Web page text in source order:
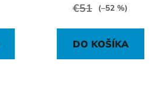
€51 (–52 %)
DO KOŠÍKA